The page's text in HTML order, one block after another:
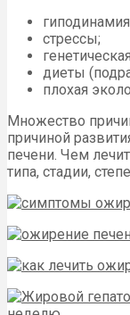
стрессы;
диеты
плохая
Множество
причиной
печени. Чем
типа, стадии,